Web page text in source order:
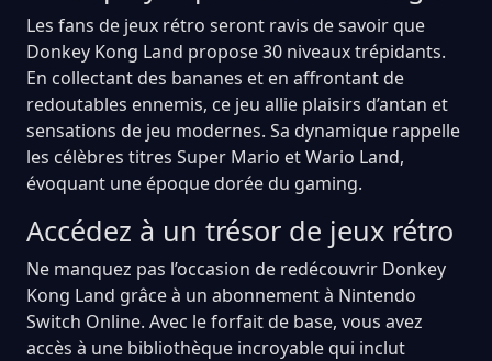
Les fans de jeux rétro seront ravis de savoir que
Donkey Kong Land propose 30 niveaux trépidants.
En collectant des bananes et en affrontant de
redoutables ennemis, ce jeu allie plaisirs d’antan et
sensations de jeu modernes. Sa dynamique rappelle
les célèbres titres Super Mario et Wario Land,
évoquant une époque dorée du gaming.
Accédez à un trésor de jeux rétro
Ne manquez pas l’occasion de redécouvrir Donkey
Kong Land grâce à un abonnement à Nintendo
Switch Online. Avec le forfait de base, vous avez
accès à une bibliothèque incroyable qui inclut